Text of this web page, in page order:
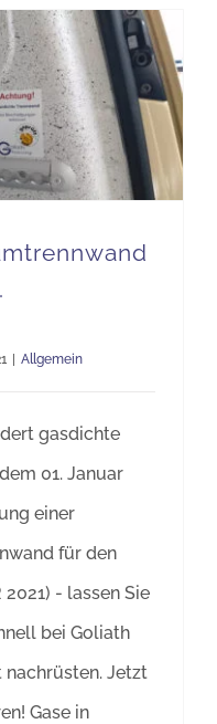
| Allgemein
gasdichte
01. Januar
einer
für den
- lassen Sie
bei Goliath
Jetzt
Gase in